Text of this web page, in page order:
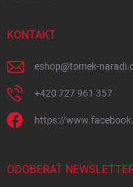
KONTAKT
eshop@tomek-
+420 727 961 357
https://
ODOBERAŤ